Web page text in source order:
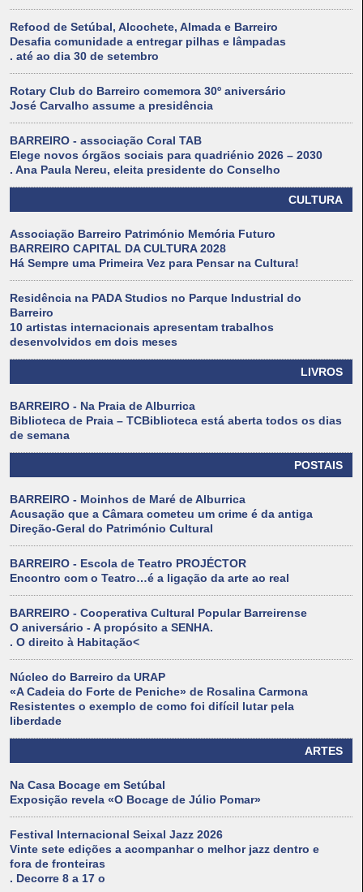
Refood de Setúbal, Alcochete, Almada e Barreiro
Desafia comunidade a entregar pilhas e lâmpadas
. até ao dia 30 de setembro
Rotary Club do Barreiro comemora 30º aniversário
José Carvalho assume a presidência
BARREIRO - associação Coral TAB
Elege novos órgãos sociais para quadriénio 2026 – 2030
. Ana Paula Nereu, eleita presidente do Conselho
CULTURA
Associação Barreiro Património Memória Futuro
BARREIRO CAPITAL DA CULTURA 2028
Há Sempre uma Primeira Vez para Pensar na Cultura!
Residência na PADA Studios no Parque Industrial do
Barreiro
10 artistas internacionais apresentam trabalhos
desenvolvidos em dois meses
LIVROS
BARREIRO - Na Praia de Alburrica
Biblioteca de Praia – TCBiblioteca está aberta todos os dias
de semana
POSTAIS
BARREIRO - Moinhos de Maré de Alburrica
Acusação que a Câmara cometeu um crime é da antiga
Direção-Geral do Património Cultural
BARREIRO - Escola de Teatro PROJÉCTOR
Encontro com o Teatro…é a ligação da arte ao real
BARREIRO - Cooperativa Cultural Popular Barreirense
O aniversário - A propósito a SENHA.
. O direito à Habitação<
Núcleo do Barreiro da URAP
«A Cadeia do Forte de Peniche» de Rosalina Carmona
Resistentes o exemplo de como foi difícil lutar pela
liberdade
ARTES
Na Casa Bocage em Setúbal
Exposição revela «O Bocage de Júlio Pomar»
Festival Internacional Seixal Jazz 2026
Vinte sete edições a acompanhar o melhor jazz dentro e
fora de fronteiras
. Decorre 8 a 17 o